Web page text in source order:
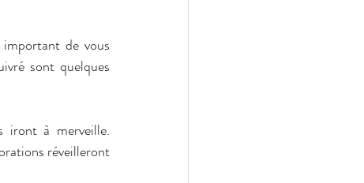
de vous
sont quelques
iront à merveille.
réveilleront